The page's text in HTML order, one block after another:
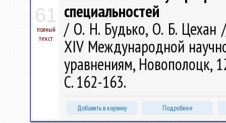
61
полный
текст
специальностей
/ О. Н. Будько, О. Б. Цехан
XIV Международной
уравнениям, Новополоцк,
С. 162-163.
Добавить в корзину Подробнее